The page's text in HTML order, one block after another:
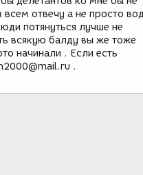
отвечу а не просто
потянуться лучше не
всякую балду вы же тоже
начинали . Если есть
.